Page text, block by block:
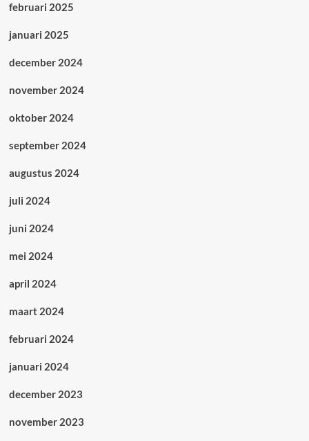
februari 2025
januari 2025
december 2024
november 2024
oktober 2024
september 2024
augustus 2024
juli 2024
juni 2024
mei 2024
april 2024
maart 2024
februari 2024
januari 2024
december 2023
november 2023